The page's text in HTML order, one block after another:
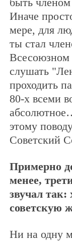
быть
Иначе
мере, для
ты стал
Всесоюзном
слушать
проходить
80-х всеми
этому
Советский
Примерно
менее,
звучал
советскую
Ни на одну